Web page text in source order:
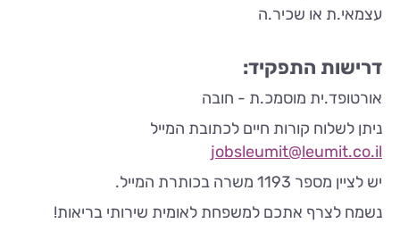
עצמאי.ת או שכיר.ה
דרישות התפקיד:
אורטופד.ית מוסמכ.ת - חובה
ניתן לשלוח קורות חיים לכתובת המייל
jobsleumit@leumit.co.il
יש לציין מספר 1193 משרה בכותרת המייל.
נשמח לצרף אתכם למשפחת לאומית שירותי בריאות!